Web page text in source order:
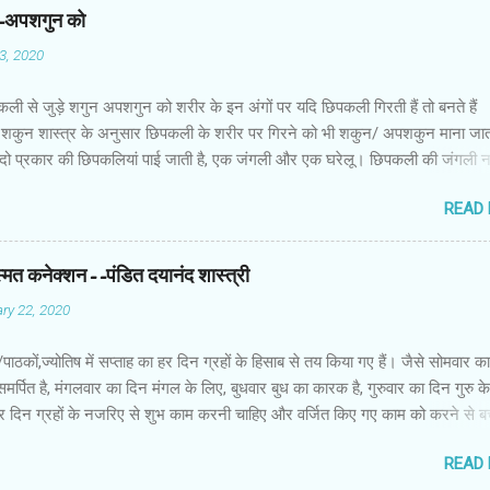
अपशगुन को
2020
से जुड़े शगुन अपशगुन को शरीर के इन अंगों पर यदि छिपकली गिरती हैं तो बनते हैं
शकुन शास्त्र के अनुसार छिपकली के शरीर पर गिरने को भी शकुन/ अपशकुन माना
दो प्रकार की छिपकलियां पाई जाती है, एक जंगली और एक घरेलू। छिपकली की जंगली
के शरीर पर गिरने को भी शकुन/अपशकुन माना जाता है। स्त्री के शरीर के बायें
के दाहिनी तरफ गिरना ठीक होता है। इसी प्रकार छिपकली का नीचे से ऊपर की ओर
है। ऊपर से नीचे की ओर गिरना अच्छा नहीं होता। रविवार या मंगलवार को लाल रंग की
शनिवार को काले रंग की छिपकली से कम हानि होती है। ✍🏻✍🏻🌷🌷👉🏻👉🏻 छिपकली
प्रतीक -- घर में छिपकली देखकर हम उसे भगाने लगते हैं, लेकिन वो कोई ऐसा जीव नहीं है
जीव-जंतुओं और मनुष्य को प्रकृति का एक अहम हिस्स...
READ
कनेक्शन--पंडित दयानंद शास्त्री
22, 2020
पाठकों,ज्योतिष में सप्ताह का हर दिन ग्रहों के हिसाब से तय किया गए हैं। जैसे सोमवार
है, मंगलवार का दिन मंगल के लिए, बुधवार बुध का कारक है, गुरुवार का दिन गुरु
दिन ग्रहों के नजरिए से शुभ काम करनी चाहिए और वर्जित किए गए काम को करने से
आप जानते हैं कि ज्योतिष शास्त्र के हिसाब से हमें किस तरह के साबुन का इस्तेमाल
READ